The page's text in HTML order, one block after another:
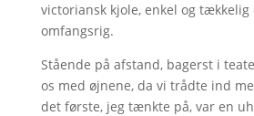
victoriansk kjole, enkel og tækkelig
omfangsrig.
Stående på afstand, bagerst i
os med øjnene, da vi trådte ind
det første, jeg tænkte på, var en